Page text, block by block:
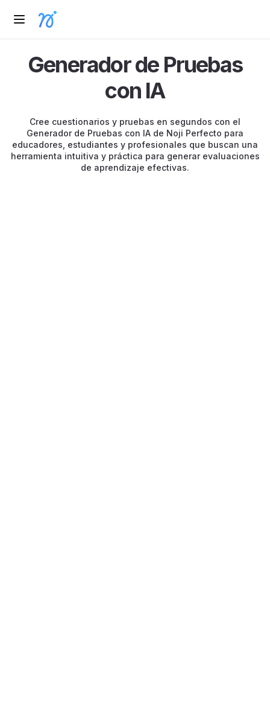
Generador de Pruebas
con IA
Cree cuestionarios y pruebas en segundos con el
Generador de Pruebas con IA de Noji Perfecto para
educadores, estudiantes y profesionales que buscan una
herramienta intuitiva y práctica para generar evaluaciones
de aprendizaje efectivas.